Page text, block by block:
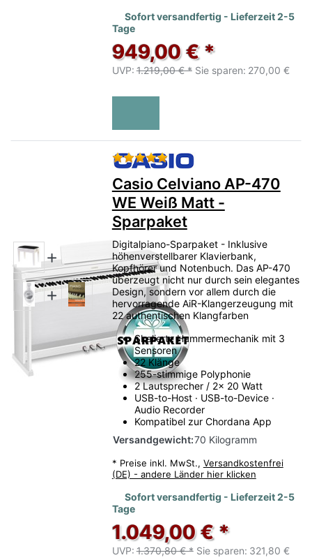
Sofort versandfertig - Lieferzeit 2-5
Tage
949,00 € *
UVP: 1.219,00 € * Sie sparen: 270,00 €
Bewertung: 5 von 5
Casio Celviano AP-470
WE Weiß Matt -
Sparpaket
Digitalpiano-Sparpaket - Inklusive
höhenverstellbarer Klavierbank,
Kopfhörer und Notenbuch. Das AP-470
überzeugt nicht nur durch sein elegantes
Design, sondern vor allem durch die
hervorragende AiR-Klangerzeugung mit
22 authentischen Klangfarben
Skalierte Hammermechanik mit 3
Sensoren
22 Klänge
255-stimmige Polyphonie
2 Lautsprecher / 2x 20 Watt
USB-to-Host · USB-to-Device ·
Audio Recorder
Kompatibel zur Chordana App
Versandgewicht:70 Kilogramm
* Preise inkl. MwSt., Versandkostenfrei
(DE) - andere Länder hier klicken
Sofort versandfertig - Lieferzeit 2-5
Tage
1.049,00 € *
UVP: 1.370,80 € * Sie sparen: 321,80 €